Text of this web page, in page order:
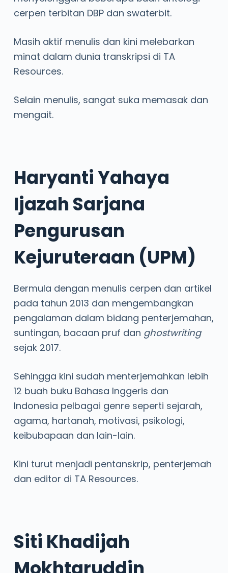
cerpen terbitan DBP dan swaterbit.
Masih aktif menulis dan kini melebarkan
minat dalam dunia transkripsi di TA
Resources.
Selain menulis, sangat suka memasak dan
mengait.
Haryanti Yahaya
Ijazah Sarjana
Pengurusan
Kejuruteraan (UPM)
Bermula dengan menulis cerpen dan artikel
pada tahun 2013 dan mengembangkan
pengalaman dalam bidang penterjemahan,
suntingan, bacaan pruf dan ghostwriting
sejak 2017.
Sehingga kini sudah menterjemahkan lebih
12 buah buku Bahasa Inggeris dan
Indonesia pelbagai genre seperti sejarah,
agama, hartanah, motivasi, psikologi,
keibubapaan dan lain-lain.
Kini turut menjadi pentanskrip, penterjemah
dan editor di TA Resources.
Siti Khadijah